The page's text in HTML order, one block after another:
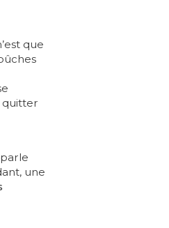
que
quitter
une